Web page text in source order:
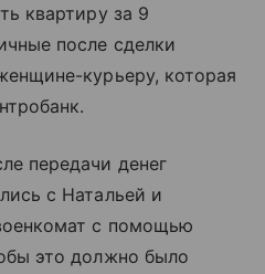
квартиру за 9
после сделки
курьеру, которая
передачи денег
с Натальей и
с помощью
это должно было